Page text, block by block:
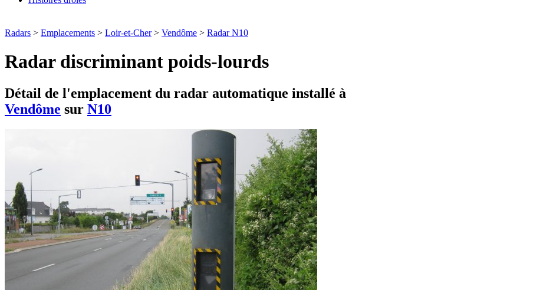
Radars > Emplacements > Loir-et-Cher> Vendôme > Radar N10
Radar discriminant poids-lourds
Détail de l'emplacement du radar automatique installé à
Vendôme sur N10